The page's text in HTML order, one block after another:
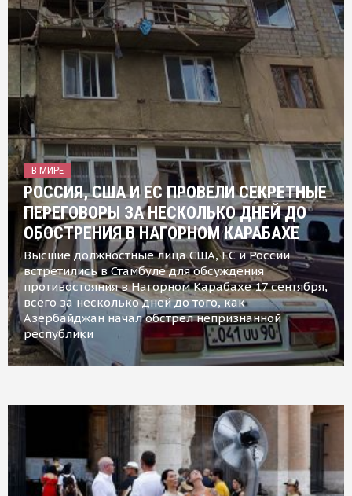
В МИРЕ
РОССИЯ, США И ЕС ПРОВЕЛИ СЕКРЕТНЫЕ
ПЕРЕГОВОРЫ ЗА НЕСКОЛЬКО ДНЕЙ ДО
ОБОСТРЕНИЯ В НАГОРНОМ КАРАБАХЕ
Высшие должностные лица США, ЕС и России
встретились в Стамбуле для обсуждения
противостояния в Нагорном Карабахе 17 сентября,
всего за несколько дней до того, как
Азербайджан начал обстрел непризнанной
республики